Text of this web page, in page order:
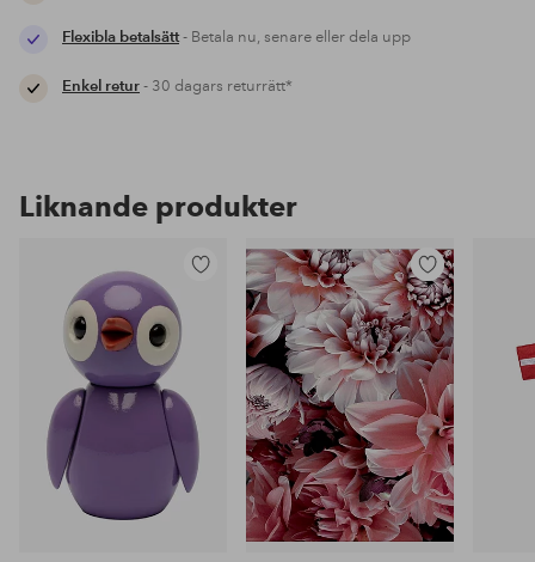
Flexibla betalsätt- Betala nu, senare eller dela upp
Enkel retur- 30 dagars returrätt*
Liknande produkter
Lägg
till
i
favoriter